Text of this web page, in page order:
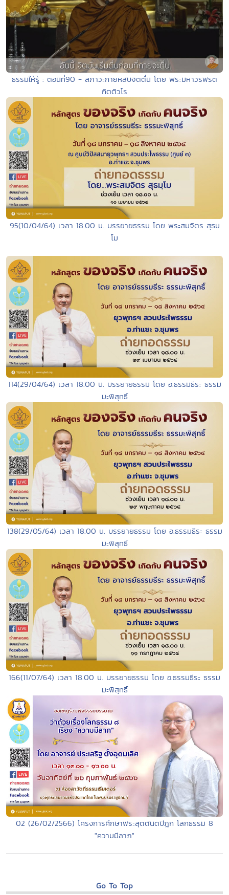
ธรรมให้รู้ : ตอนที่90 - สภาวะกายหลับจิตตื่น โดย พระมหาวรพรต
กิตติวโร
95(10/04/64) เวลา 18.00 น. บรรยายธรรม โดย พระสมจิตร สุธมฺ
โม
114(29/04/64) เวลา 18.00 น. บรรยายธรรม โดย อ.ธรรมธีระ ธรรม
มะพิสุทธิ์
138(29/05/64) เวลา 18.00 น. บรรยายธรรม โดย อ.ธรรมธีระ ธรรม
มะพิสุทธิ์
166(11/07/64) เวลา 18.00 น. บรรยายธรรม โดย อ.ธรรมธีระ ธรรม
มะพิสุทธิ์
02 (26/02/2566) โครงการศึกษาพระสุตตันตปิฎก โลกธรรม 8
"ความมีลาภ"
Go To Top